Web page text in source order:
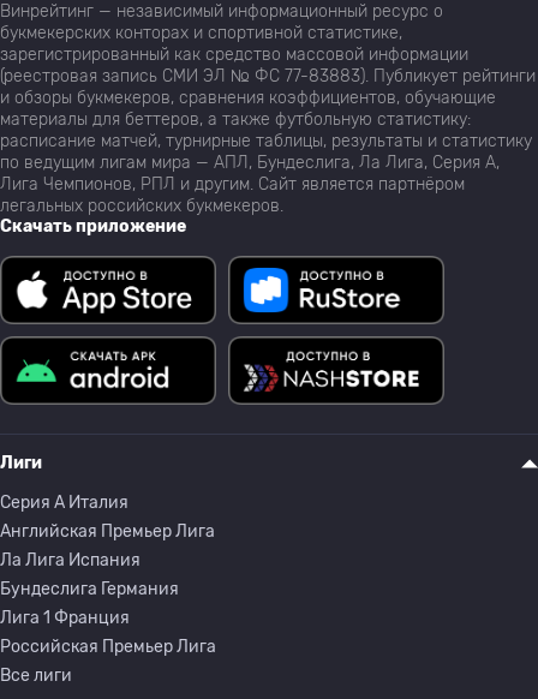
Винрейтинг — независимый информационный ресурс о
букмекерских конторах и спортивной статистике,
зарегистрированный как средство массовой информации
(реестровая запись СМИ ЭЛ № ФС 77-83883). Публикует рейтинги
и обзоры букмекеров, сравнения коэффициентов, обучающие
материалы для беттеров, а также футбольную статистику:
расписание матчей, турнирные таблицы, результаты и статистику
по ведущим лигам мира — АПЛ, Бундеслига, Ла Лига, Серия А,
Лига Чемпионов, РПЛ и другим. Сайт является партнёром
легальных российских букмекеров.
Скачать приложение
Лиги
Серия A Италия
Английская Премьер Лига
Ла Лига Испания
Бундеслига Германия
Лига 1 Франция
Российская Премьер Лига
Все лиги